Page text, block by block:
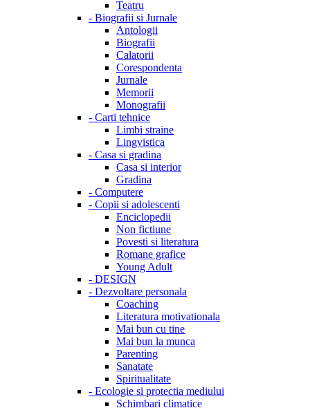
Teatru
- Biografii si Jurnale
Antologii
Biografii
Calatorii
Corespondenta
Jurnale
Memorii
Monografii
- Carti tehnice
Limbi straine
Lingvistica
- Casa si gradina
Casa si interior
Gradina
- Computere
- Copii si adolescenti
Enciclopedii
Non fictiune
Povesti si literatura
Romane grafice
Young Adult
- DESIGN
- Dezvoltare personala
Coaching
Literatura motivationala
Mai bun cu tine
Mai bun la munca
Parenting
Sanatate
Spiritualitate
- Ecologie si protectia mediului
Schimbari climatice